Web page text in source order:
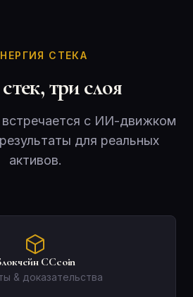
СТЕКА
три слоя
встречается с ИИ-движком
для реальных
активов.
CCcoin
& доказательства